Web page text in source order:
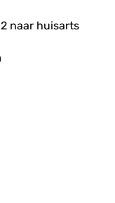
naar huisarts